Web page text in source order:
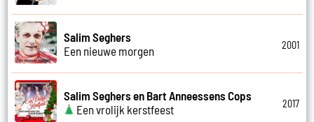
Salim Seghers
Een nieuwe morgen
2001
Salim Seghers en Bart Anneessens Cops
Een vrolijk kerstfeest
2017